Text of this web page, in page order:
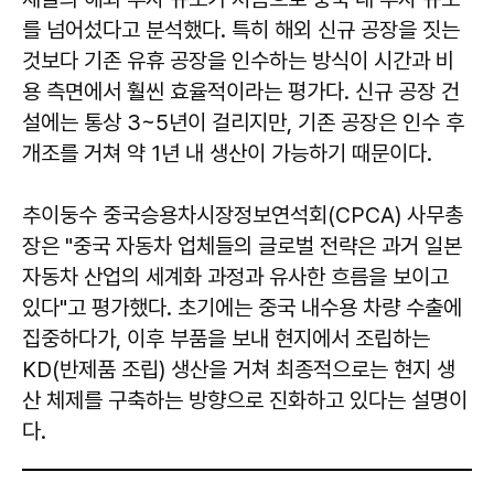
를 넘어섰다고 분석했다. 특히 해외 신규 공장을 짓는
것보다 기존 유휴 공장을 인수하는 방식이 시간과 비
용 측면에서 훨씬 효율적이라는 평가다. 신규 공장 건
설에는 통상 3~5년이 걸리지만, 기존 공장은 인수 후
개조를 거쳐 약 1년 내 생산이 가능하기 때문이다.
추이둥수 중국승용차시장정보연석회(CPCA) 사무총
장은 "중국 자동차 업체들의 글로벌 전략은 과거 일본
자동차 산업의 세계화 과정과 유사한 흐름을 보이고
있다"고 평가했다. 초기에는 중국 내수용 차량 수출에
집중하다가, 이후 부품을 보내 현지에서 조립하는
KD(반제품 조립) 생산을 거쳐 최종적으로는 현지 생
산 체제를 구축하는 방향으로 진화하고 있다는 설명이
다.